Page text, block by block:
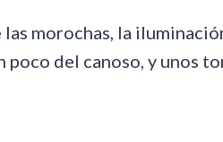
las morochas, la
poco del canoso, y unos